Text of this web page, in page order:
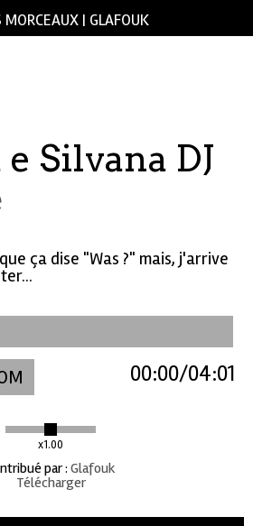
MORCEAUX | GLAFOUK
Silvana DJ
ça dise "Was ?" mais, j'arrive
x1.00
04:01
00:00
par: Glafouk
Télécharger